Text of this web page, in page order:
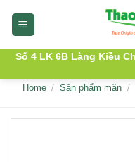
Số 4 LK 6B Làng Kiều
Home / Sản phẩm mặn /